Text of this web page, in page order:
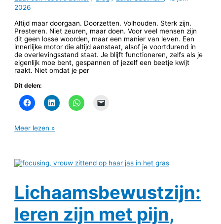
2026
Altijd maar doorgaan. Doorzetten. Volhouden. Sterk zijn.
Presteren. Niet zeuren, maar doen. Voor veel mensen zijn
dit geen losse woorden, maar een manier van leven. Een
innerlijke motor die altijd aanstaat, alsof je voortdurend in
de overlevingsstand staat. Je blijft functioneren, zelfs als je
eigenlijk moe bent, gespannen of jezelf een beetje kwijt
raakt. Niet omdat je per
Dit delen:
Meer lezen »
Lichaamsbewustzijn:
leren zijn met pijn,